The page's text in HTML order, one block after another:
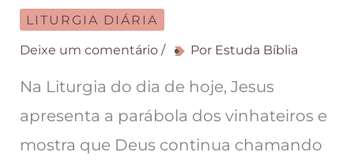
LITURGIA DIÁRIA
Deixe um comentário / Por Estuda Bíblia
Na Liturgia do dia de hoje, Jesus
apresenta a parábola dos vinhateiros e
mostra que Deus continua chamando